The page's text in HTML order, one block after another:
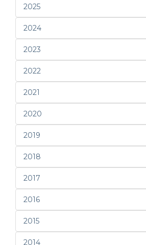
2025
2024
2023
2022
2021
2020
2019
2018
2017
2016
2015
2014